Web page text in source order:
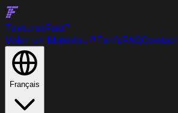
TexturesFast™
Voler un Matériau ↗ TarifsFAQContact
Français